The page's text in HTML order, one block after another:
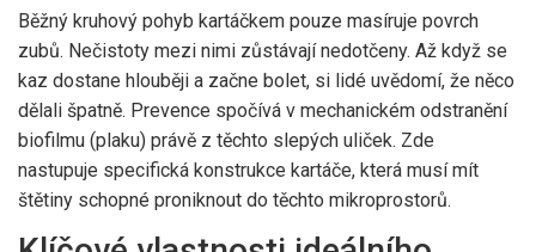
Běžný kruhový pohyb kartáčkem pouze masíruje povrch
zubů. Nečistoty mezi nimi zůstávají nedotčeny. Až když se
kaz dostane hlouběji a začne bolet, si lidé uvědomí, že něco
dělali špatně. Prevence spočívá v mechanickém odstranění
biofilmu (plaku) právě z těchto slepých uliček. Zde
nastupuje specifická konstrukce kartáče, která musí mít
štětiny schopné proniknout do těchto mikroprostorů.